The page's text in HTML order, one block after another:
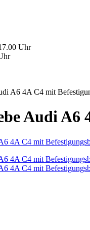
Uhr
A6 4A C4 mit
Audi A6